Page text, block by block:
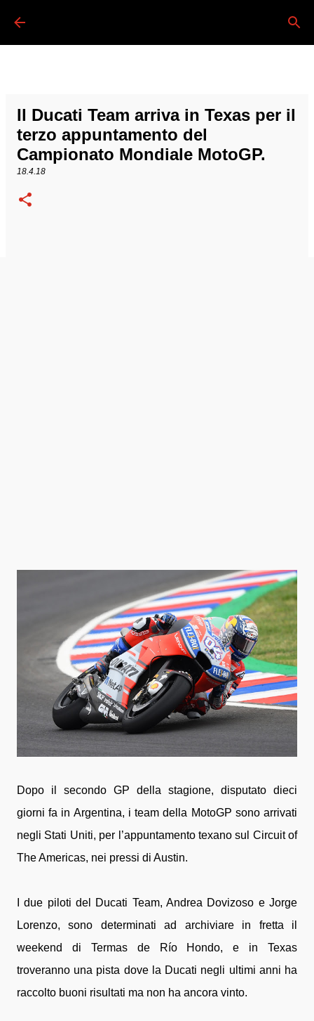
Il Ducati Team arriva in Texas per il
terzo appuntamento del
Campionato Mondiale MotoGP.
18.4.18
Dopo il secondo GP della stagione, disputato dieci
giorni fa in Argentina, i team della MotoGP sono arrivati
negli Stati Uniti, per l’appuntamento texano sul Circuit of
The Americas, nei pressi di Austin.
I due piloti del Ducati Team, Andrea Dovizoso e Jorge
Lorenzo, sono determinati ad archiviare in fretta il
weekend di Termas de Río Hondo, e in Texas
troveranno una pista dove la Ducati negli ultimi anni ha
raccolto buoni risultati ma non ha ancora vinto.